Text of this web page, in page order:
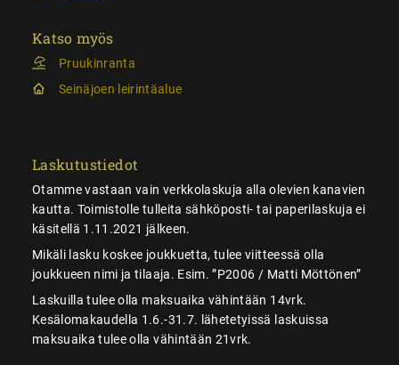
Katso myös
Pruukinranta
Seinäjoen leirintäalue
Laskutustiedot
Otamme vastaan vain verkkolaskuja alla olevien kanavien
kautta. Toimistolle tulleita sähköposti- tai paperilaskuja ei
käsitellä 1.11.2021 jälkeen.
Mikäli lasku koskee joukkuetta, tulee viitteessä olla
joukkueen nimi ja tilaaja. Esim. ”P2006 / Matti Möttönen”
Laskuilla tulee olla maksuaika vähintään 14vrk.
Kesälomakaudella 1.6.-31.7. lähetetyissä laskuissa
maksuaika tulee olla vähintään 21vrk.